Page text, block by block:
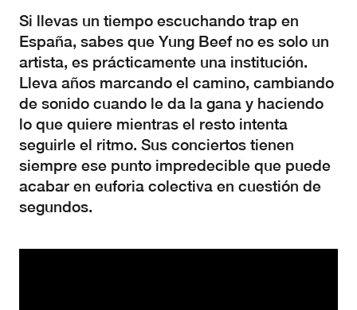
Si llevas un tiempo escuchando trap en
España, sabes que Yung Beef no es solo un
artista, es prácticamente una institución.
Lleva años marcando el camino, cambiando
de sonido cuando le da la gana y haciendo
lo que quiere mientras el resto intenta
seguirle el ritmo. Sus conciertos tienen
siempre ese punto impredecible que puede
acabar en euforia colectiva en cuestión de
segundos.